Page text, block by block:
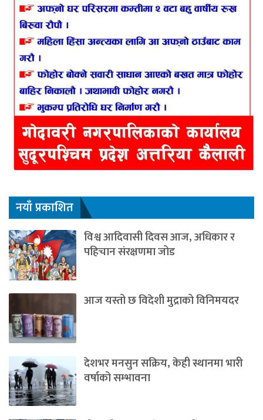
नयाँ प्रकाशित
विश्व आदिवासी दिवस आज, अधिकार र
पहिचान संरक्षणमा जोड
आज यस्तो छ विदेशी मुद्राको विनिमयदर
देशभर मनसुन सक्रिय, केही स्थानमा भारी
वर्षाको सम्भावना